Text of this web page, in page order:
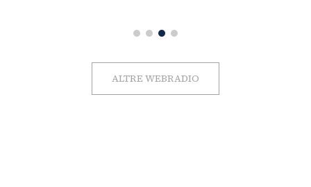
ALTRE WEBRADIO